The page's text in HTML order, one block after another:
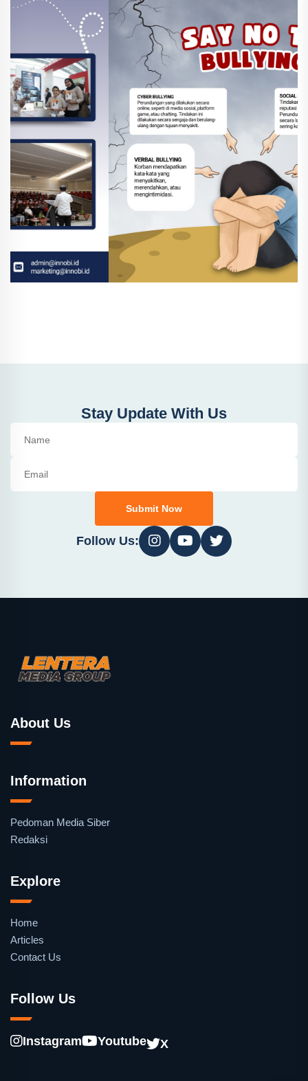
Stay Update With Us
Submit Now
Follow Us:
About Us
Information
Pedoman Media Siber
Redaksi
Explore
Home
Articles
Contact Us
Follow Us
Instagram Youtube X